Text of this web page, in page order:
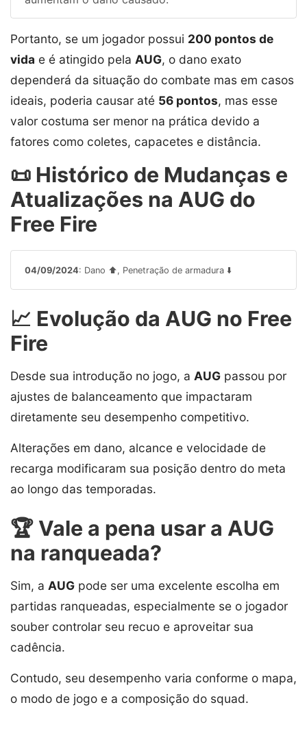
Portanto, se um jogador possui 200 pontos de
vida e é atingido pela AUG, o dano exato
dependerá da situação do combate mas em casos
ideais, poderia causar até 56 pontos, mas esse
valor costuma ser menor na prática devido a
fatores como coletes, capacetes e distância.
📜 Histórico de Mudanças e
Atualizações na AUG do
Free Fire
04/09/2024: Dano ⬆️, Penetração de armadura ⬇️
📈 Evolução da AUG no Free
Fire
Desde sua introdução no jogo, a AUG passou por
ajustes de balanceamento que impactaram
diretamente seu desempenho competitivo.
Alterações em dano, alcance e velocidade de
recarga modificaram sua posição dentro do meta
ao longo das temporadas.
🏆 Vale a pena usar a AUG
na ranqueada?
Sim, a AUG pode ser uma excelente escolha em
partidas ranqueadas, especialmente se o jogador
souber controlar seu recuo e aproveitar sua
cadência.
Contudo, seu desempenho varia conforme o mapa,
o modo de jogo e a composição do squad.